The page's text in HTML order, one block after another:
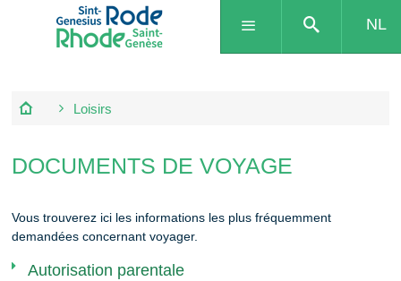
NL
Loisirs
DOCUMENTS DE VOYAGE
Vous trouverez ici les informations les plus fréquemment
demandées concernant voyager.
Autorisation parentale